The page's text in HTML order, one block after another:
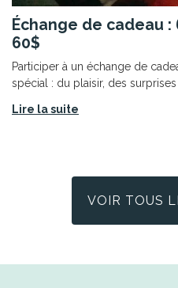
Échange de cadeau
60$
Participer à un échange de
spécial : du plaisir, des
Lire la suite
VOIR TOUS